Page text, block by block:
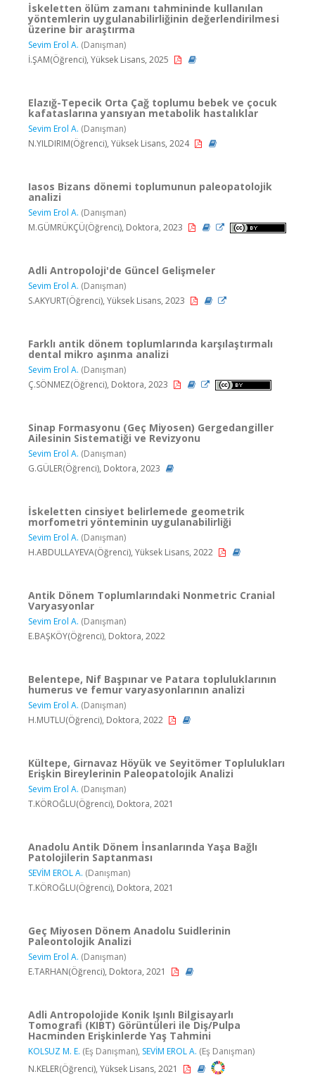
İskeletten ölüm zamanı tahmininde kullanılan
yöntemlerin uygulanabilirliğinin değerlendirilmesi
üzerine bir araştırma
Sevim Erol A. (Danışman)
İ.ŞAM(Öğrenci), Yüksek Lisans, 2025
Elazığ-Tepecik Orta Çağ toplumu bebek ve çocuk
kafataslarına yansıyan metabolik hastalıklar
Sevim Erol A. (Danışman)
N.YILDIRIM(Öğrenci), Yüksek Lisans, 2024
Iasos Bizans dönemi toplumunun paleopatolojik
analizi
Sevim Erol A. (Danışman)
M.GÜMRÜKÇÜ(Öğrenci), Doktora, 2023
Adli Antropoloji'de Güncel Gelişmeler
Sevim Erol A. (Danışman)
S.AKYURT(Öğrenci), Yüksek Lisans, 2023
Farklı antik dönem toplumlarında karşılaştırmalı
dental mikro aşınma analizi
Sevim Erol A. (Danışman)
Ç.SÖNMEZ(Öğrenci), Doktora, 2023
Sinap Formasyonu (Geç Miyosen) Gergedangiller
Ailesinin Sistematiği ve Revizyonu
Sevim Erol A. (Danışman)
G.GÜLER(Öğrenci), Doktora, 2023
İskeletten cinsiyet belirlemede geometrik
morfometri yönteminin uygulanabilirliği
Sevim Erol A. (Danışman)
H.ABDULLAYEVA(Öğrenci), Yüksek Lisans, 2022
Antik Dönem Toplumlarındaki Nonmetric Cranial
Varyasyonlar
Sevim Erol A. (Danışman)
E.BAŞKÖY(Öğrenci), Doktora, 2022
Belentepe, Nif Başpınar ve Patara topluluklarının
humerus ve femur varyasyonlarının analizi
Sevim Erol A. (Danışman)
H.MUTLU(Öğrenci), Doktora, 2022
Kültepe, Girnavaz Höyük ve Seyitömer Toplulukları
Erişkin Bireylerinin Paleopatolojik Analizi
Sevim Erol A. (Danışman)
T.KÖROĞLU(Öğrenci), Doktora, 2021
Anadolu Antik Dönem İnsanlarında Yaşa Bağlı
Patolojilerin Saptanması
SEVİM EROL A. (Danışman)
T.KÖROĞLU(Öğrenci), Doktora, 2021
Geç Miyosen Dönem Anadolu Suidlerinin
Paleontolojik Analizi
Sevim Erol A. (Danışman)
E.TARHAN(Öğrenci), Doktora, 2021
Adli Antropolojide Konik Işınlı Bilgisayarlı
Tomografi (KIBT) Görüntüleri ile Diş/Pulpa
Hacminden Erişkinlerde Yaş Tahmini
KOLSUZ M. E. (Eş Danışman), SEVİM EROL A. (Eş Danışman)
N.KELER(Öğrenci), Yüksek Lisans, 2021